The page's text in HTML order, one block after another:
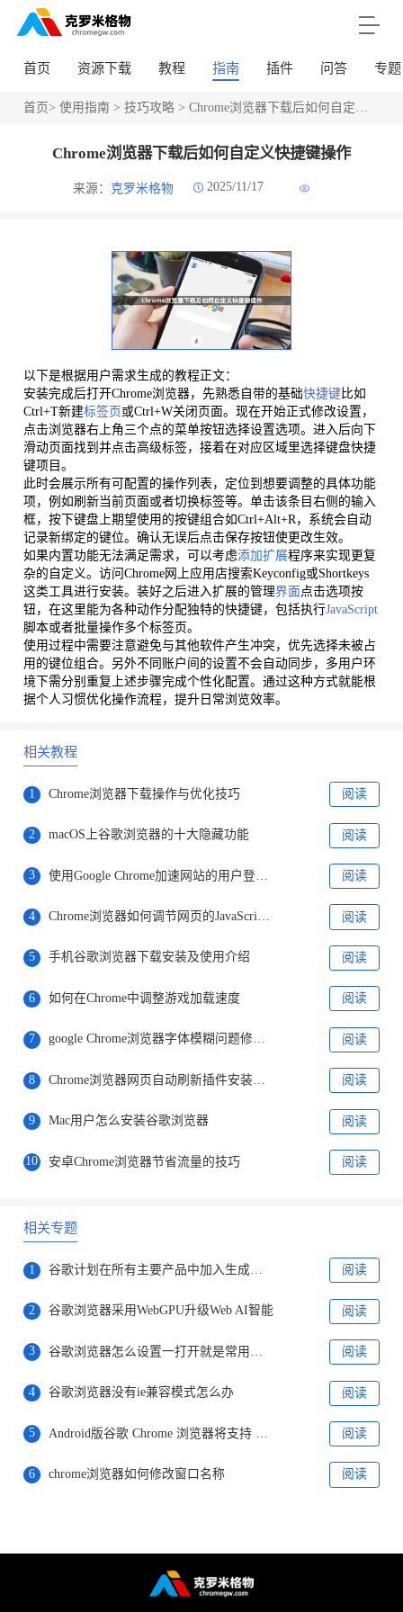
首页 资源下载 教程 指南 插件 问答 专题
首页> 使用指南 > 技巧攻略> Chrome浏览器下载后如何自定义快捷键操作
Chrome浏览器下载后如何自定义快捷键操作
来源： 克罗米格物 2025/11/17
以下是根据用户需求生成的教程正文：
安装完成后打开Chrome浏览器，先熟悉自带的基础快捷键比如
Ctrl+T新建标签页 或Ctrl+W关闭页面。现在开始正式修改设置，
点击浏览器右上角三个点的菜单按钮选择设置选项。进入后向下
滑动页面找到并点击高级标签，接着在对应区域里选择键盘快捷
键项目。
此时会展示所有可配置的操作列表，定位到想要调整的具体功能
项，例如刷新当前页面或者切换标签等。单击该条目右侧的输入
框，按下键盘上期望使用的按键组合如Ctrl+Alt+R，系统会自动
记录新绑定的键位。确认无误后点击保存按钮使更改生效。
如果内置功能无法满足需求，可以考虑添加扩展程序来实现更复
杂的自定义。访问Chrome网上应用店搜索Keyconfig或Shortkeys
这类工具进行安装。装好之后进入扩展的管理界面 点击选项按
钮，在这里能为各种动作分配独特的快捷键，包括执行JavaScript
脚本或者批量操作多个标签页。
使用过程中需要注意避免与其他软件产生冲突，优先选择未被占
用的键位组合。另外不同账户间的设置不会自动同步，多用户环
境下需分别重复上述步骤完成个性化配置。通过这种方式就能根
据个人习惯优化操作流程，提升日常浏览效率。
相关教程
1 Chrome浏览器下载操作与优化技巧 阅读
2 macOS上谷歌浏览器的十大隐藏功能 阅读
3 使用Google Chrome加速网站的用户登录过程 阅读
4 Chrome浏览器如何调节网页的JavaScript执行顺序 阅读
5 手机谷歌浏览器下载安装及使用介绍 阅读
6 如何在Chrome中调整游戏加载速度 阅读
7 google Chrome浏览器字体模糊问题修复案例 阅读
8 阅读
9 Mac用户怎么安装谷歌浏览器 阅读
10 安卓Chrome浏览器节省流量的技巧 阅读
相关专题
1 谷歌计划在所有主要产品中加入生成式人工智能技术 阅读
2 谷歌浏览器采用WebGPU升级Web AI智能 阅读
3 阅读
4 谷歌浏览器没有ie兼容模式怎么办 阅读
5 阅读
6 chrome浏览器如何修改窗口名称 阅读